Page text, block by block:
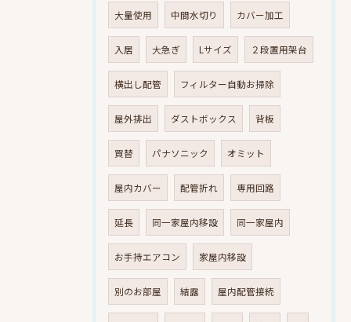
大量使用 中間水切り カバー加工
入居 大急ぎ Lサイズ ２段置用架台
横出し配管 フィルター自動お掃除
屋外排出 ダストボックス 背板
買替 パナソニック オミット
屋内カバー 配管折れ 専用回路
延長 同一家屋内移設 同一家屋内
お手持エアコン 家屋内移設
別のお部屋 結露 屋内配管接続